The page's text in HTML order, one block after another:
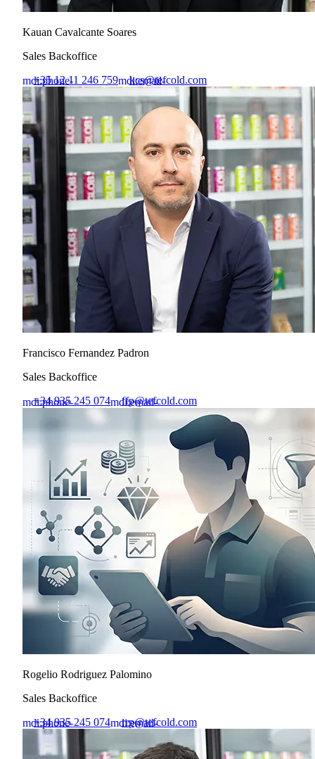
Kauan Cavalcante Soares
Sales Backoffice
mdi:phone-
outline
+35 12 11 246 759mdi:email-
outline
kcs@tefcold.com
Francisco Fernandez Padron
Sales Backoffice
mdi:phone-
+34 935 245 074mdi:email-
ffp@tefcold.com
Rogelio Rodriguez Palomino
Sales Backoffice
mdi:phone-
outline
+34 935 245 074mdi:email-
rrp@tefcold.com